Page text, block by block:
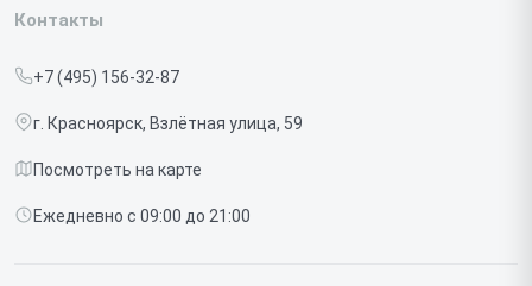
Срочный ремонт
Доставка и способы оплаты
Диагностика
Контакты
Iphone
Контакты
+7 (495) 156-32-87
г. Красноярск, Взлётная улица, 59
Посмотреть на карте
Ежедневно с 09:00 до 21:00